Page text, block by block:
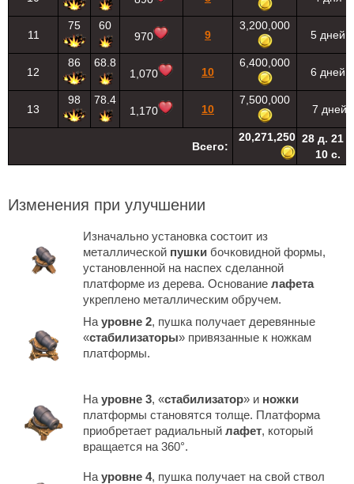
11
75
60
970
9
3,200,000
5 дней
12
86
68.8
1,070
10
6,400,000
6 дней
13
98
78.4
1,170
10
7,500,000
7 дней
Всего:
20,271,250 28 д. 21
10 с.
Изменения при улучшении
Изначально установка состоит из
металлической пушки бочковидной формы,
установленной на наспех сделанной
платформе из дерева. Основание лафета
укреплено металлическим обручем.
На уровне 2, пушка получает деревянные
«стабилизаторы» привязанные к ножкам
платформы.
На уровне 3, «стабилизатор» и ножки
платформы становятся толще. Платформа
приобретает радиальный лафет, который
вращается на 360°.
На уровне 4, пушка получает на свой ствол